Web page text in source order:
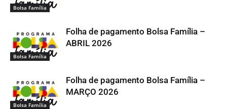
Bolsa Família
Bolsa Família
Folha de pagamento Bolsa Família –
ABRIL 2026
Bolsa Família
Folha de pagamento Bolsa Família –
MARÇO 2026